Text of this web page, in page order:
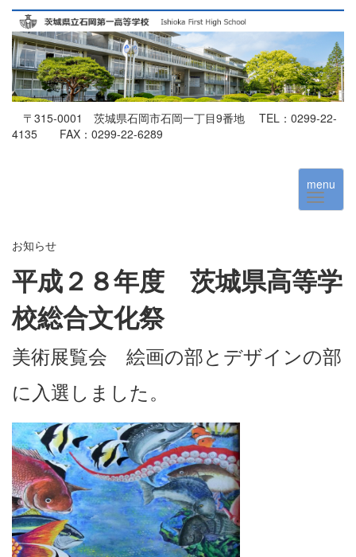
〒315-0001 茨城県石岡市石岡一丁目9番地 TEL：0299-22-
4135 FAX：0299-22-6289
menu
お知らせ
平成２８年度 茨城県高等学
校総合文化祭
美術展覧会 絵画の部とデザインの部
に入選しました。